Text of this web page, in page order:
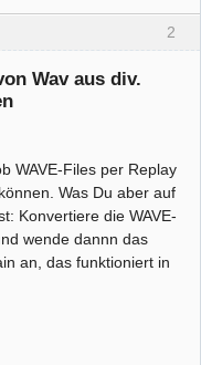
2
Wav aus div.
WAVE-Files per Replay
Was Du aber auf
Konvertiere die WAVE-
wende dannn das
an, das funktioniert in